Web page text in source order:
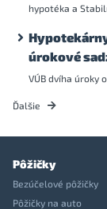
hypotéka a
úrokové
VÚB dvíha úroky
Ďalšie
Pôžičky
Bezúčelové pôžičky
Pôžičky na auto